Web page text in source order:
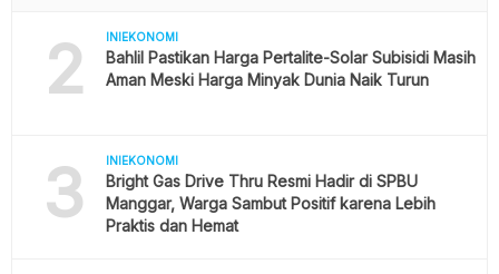
2 INIEKONOMI
Bahlil Pastikan Harga Pertalite-Solar Subisidi Masih
Aman Meski Harga Minyak Dunia Naik Turun
3 INIEKONOMI
Bright Gas Drive Thru Resmi Hadir di SPBU
Manggar, Warga Sambut Positif karena Lebih
Praktis dan Hemat